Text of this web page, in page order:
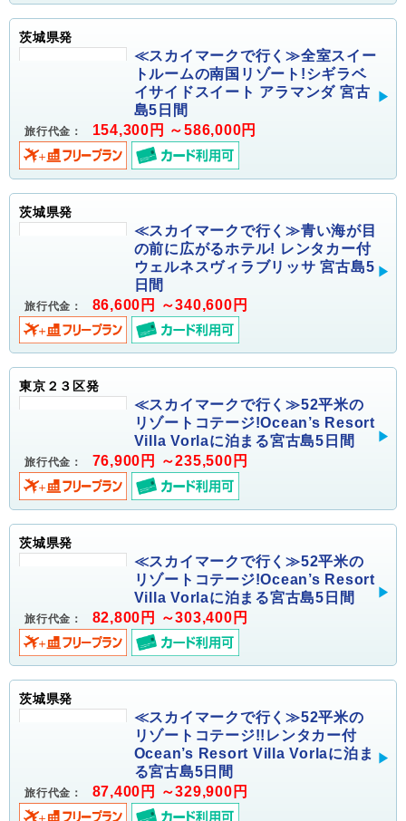
茨城県発
≪スカイマークで行く≫全室スイー
トルームの南国リゾート!シギラベ
イサイドスイート アラマンダ 宮古
島5日間
旅行代金： 154,300円 ～586,000円
茨城県発
≪スカイマークで行く≫青い海が目
の前に広がるホテル! レンタカー付
ウェルネスヴィラブリッサ 宮古島5
日間
旅行代金： 86,600円 ～340,600円
東京２３区発
≪スカイマークで行く≫52平米の
リゾートコテージ!Ocean’s Resort
Villa Vorlaに泊まる宮古島5日間
旅行代金： 76,900円 ～235,500円
茨城県発
≪スカイマークで行く≫52平米の
リゾートコテージ!Ocean’s Resort
Villa Vorlaに泊まる宮古島5日間
旅行代金： 82,800円 ～303,400円
茨城県発
≪スカイマークで行く≫52平米の
リゾートコテージ!!レンタカー付
Ocean’s Resort Villa Vorlaに泊ま
る宮古島5日間
旅行代金： 87,400円 ～329,900円